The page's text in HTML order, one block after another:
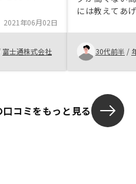
2021年06月02日
富士通株式会社
には教えてあ
です。あとは
のかどうかを
欲しいです。
30代前半 /
コミをもっと見る